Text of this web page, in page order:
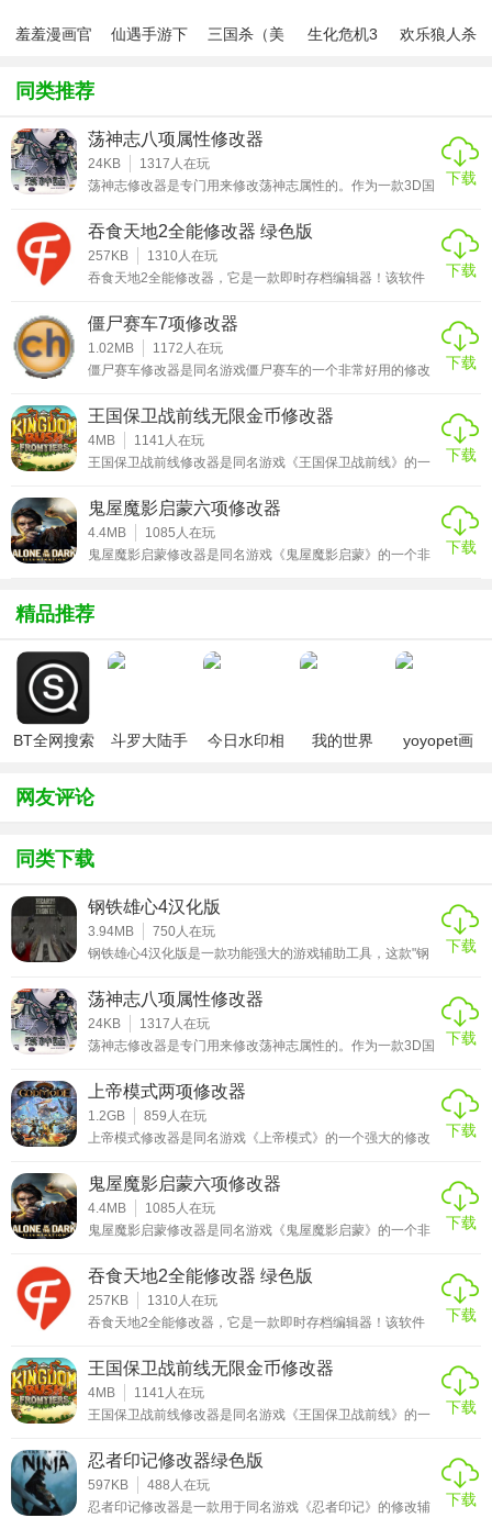
使用说明
1、首先下载修改器并进行解压
2、运行修改器
3、运行游戏
4、使用热键修改游戏
热键说明
NUM1 无限生命
NUM3 无需装弹
NUM4 无限体力
NUM6 最高等级
羞羞漫画官
仙遇手游下
三国杀（美
生化危机3
欢乐狼人杀
同类推荐
荡神志八项属性修改器
24KB 1317 人在玩
荡神志修改器是专门用来修改荡神志属性的。作为一款3D国
列的优点。虽然以前跳票不断，但玩家对其的关注程度依然
不减。这款被玩家誉为“东方《柏德之门》”的神幻RPG究竟
能带给国内玩家多少惊喜呢？突破武侠定式，开拓神幻风
格。故事的主角云刃心，乃云中子的养子，为了寻找自己的
下载
吞食天地2全能修改器 绿色版
257KB 1310人在玩
吞食天地2全能修改器，它是一款即时存档编辑器！该软件
改器是你需要的工具，主要功能可修改人物的金钱、水平、
经验、MSP、兵数、武力、智力、速度、攻击、防御等使用
方法1. 首先使用模拟器的快捷键进行即时存档（默认S是存
档，L是读取存档）2. 得到即时存档之后，然后用吞食天地2
下载
僵尸赛车7项修改器
1.02MB 1172 人在玩
僵尸赛车修改器是同名游戏僵尸赛车的一个非常好用的修改
能量、还有着传送功能，你也能够将其它的AI进行冻结，让
他们动不了，你就能够稳拿第一了。如果喜欢可以下载使
用！！僵尸赛车是一款以猎杀僵尸和竞速为主题的游戏。它
由Targem Games进行开发，并于09年进行发售。在游戏当
下载
王国保卫战前线无限金币修改器
4MB 1141 人在玩
王国保卫战前线修改器是同名游戏《王国保卫战前线》的一
费，你将有着无数的点数和无数的金钱，能够支持你将所有
的炮塔升到满级，而且还有着无限成就点，能够给你的英雄
升到满级，也能够为你的天赋全部点满，如果喜欢可以下
载！！使用说明1、首先下载修改器并进行解压2、运行修改
下载
鬼屋魔影启蒙六项修改器
4.4MB 1085 人在玩
鬼屋魔影启蒙修改器是同名游戏《鬼屋魔影启蒙》的一个非
弹，无限体力等等都能够轻松完成，如果你不想练级还能够
直接修改成最高等级，并且有着超级厉害的一击必杀等着各
并进行解压2、运行修改器3、运行游戏4、使用热键修改游
下载
精品推荐
BT全网搜索
斗罗大陆手
今日水印相
我的世界
yoyopet画
网友评论
同类下载
钢铁雄心4汉化版
3.94MB 750人在玩
钢铁雄心4汉化版是一款功能强大的游戏辅助工具，这款"钢
辅助就简单多了，功能虽然少，但足够你在游戏中叱咤风云
了，该软件在运行期间绝对的稳定，大家可以放心的使用了,
有了这款钢铁雄心4汉化版可以让你的游戏体验达到极致！
下载
荡神志八项属性修改器
24KB 1317 人在玩
荡神志修改器是专门用来修改荡神志属性的。作为一款3D国
列的优点。虽然以前跳票不断，但玩家对其的关注程度依然
不减。这款被玩家誉为“东方《柏德之门》”的神幻RPG究竟
能带给国内玩家多少惊喜呢？突破武侠定式，开拓神幻风
格。故事的主角云刃心，乃云中子的养子，为了寻找自己的
下载
上帝模式两项修改器
1.2GB 859 人在玩
上帝模式修改器是同名游戏《上帝模式》的一个强大的修改
组队，扮演被从奥林匹斯驱逐的古老神族后裔，前往地底挑
战冥王，寻求救赎与复仇。打穿冥界的迷宫。当然这途中将
会遇到许多的困难，这个时候就要用这个修改器了，能够让
你有着无限的血量，无限的子弹，让你更轻松的通关游戏，
下载
鬼屋魔影启蒙六项修改器
4.4MB 1085 人在玩
鬼屋魔影启蒙修改器是同名游戏《鬼屋魔影启蒙》的一个非
单，能够轻松的一键为你修改角色的生命值，比如无限子
弹，无限体力等等都能够轻松完成，如果你不想练级还能够
直接修改成最高等级，并且有着超级厉害的一击必杀等着各
位，如果喜欢可以下载！！！使用说明1、首先下载修改器
下载
吞食天地2全能修改器 绿色版
257KB 1310人在玩
吞食天地2全能修改器，它是一款即时存档编辑器！该软件
改器是你需要的工具，主要功能可修改人物的金钱、水平、
经验、MSP、兵数、武力、智力、速度、攻击、防御等使用
方法1. 首先使用模拟器的快捷键进行即时存档（默认S是存
档，L是读取存档）2. 得到即时存档之后，然后用吞食天地2
下载
王国保卫战前线无限金币修改器
4MB 1141 人在玩
王国保卫战前线修改器是同名游戏《王国保卫战前线》的一
费，你将有着无数的点数和无数的金钱，能够支持你将所有
的炮塔升到满级，而且还有着无限成就点，能够给你的英雄
升到满级，也能够为你的天赋全部点满，如果喜欢可以下
载！！使用说明1、首先下载修改器并进行解压2、运行修改
下载
忍者印记修改器绿色版
597KB 488 人在玩
忍者印记修改器是一款用于同名游戏《忍者印记》的修改辅
下载